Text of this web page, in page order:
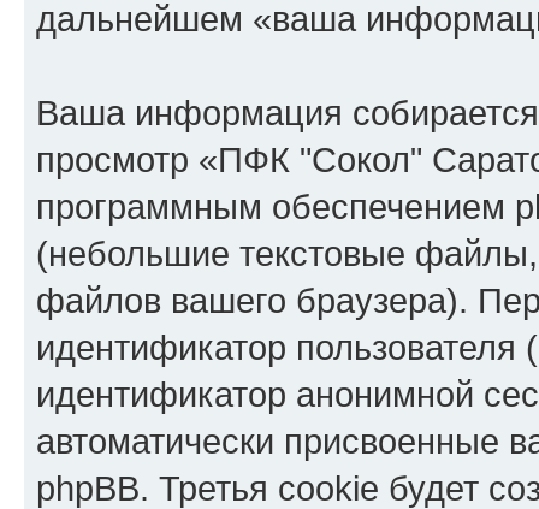
дальнейшем «ваша
Ваша информация
просмотр «ПФК "Сокол"
программным обеспечением
(небольшие текстовые
файлов вашего браузера).
идентификатор
идентификатор анонимной
автоматически присвоенные
phpBB. Третья cookie будет